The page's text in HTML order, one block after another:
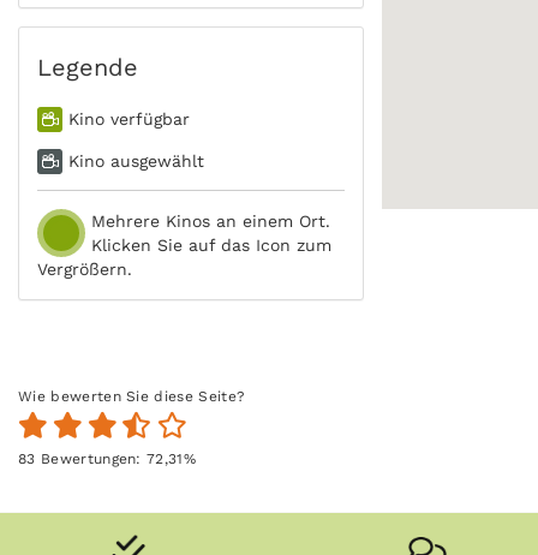
Legende
Kino verfügbar
Kino ausgewählt
Mehrere Kinos an einem Ort.
Klicken Sie auf das Icon zum
Vergrößern.
Wie bewerten Sie diese Seite?
83 Bewertungen:72,31%